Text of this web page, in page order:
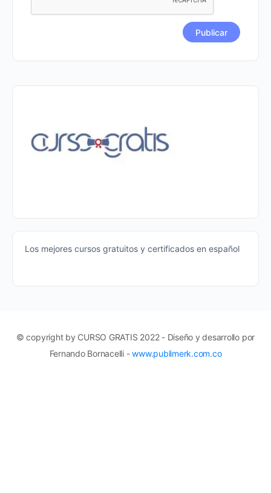
Los mejores cursos gratuitos y certificados en español
© copyright by CURSO GRATIS 2022 - Diseño y desarrollo por
Fernando Bornacelli -www.publimerk.com.co